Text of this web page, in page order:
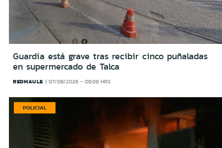
Guardia está grave tras recibir cinco puñaladas
en supermercado de Talca
REDMAULE 07/08/2026 - 09:09 HRS
POLICIAL